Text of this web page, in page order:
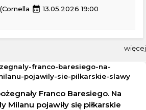
calendar_month 13.05.2026 19:00
więcej
Franco Baresiego. Na
Milanu pojawiły się piłkarskie